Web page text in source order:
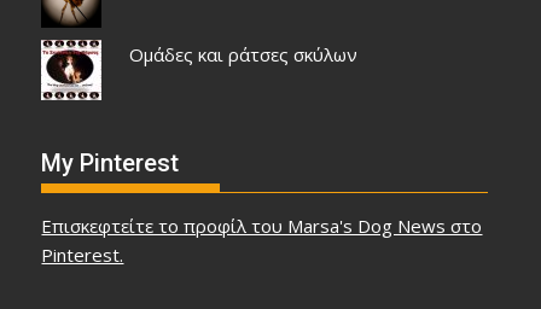
Ομάδες και ράτσες σκύλων
My Pinterest
Επισκεφτείτε το προφίλ του Marsa's Dog News στο
Pinterest.